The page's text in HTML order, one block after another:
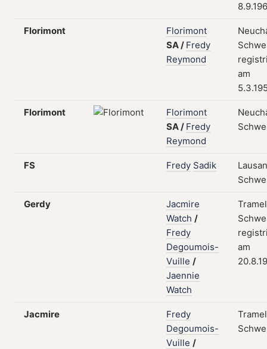
Florimont
Florimont
SA/ Fredy
Reymond
am
Florimont
Florimont
SA/ Fredy
Reymond
FS Fredy Sadik
Gerdy
Jacmire
Watch /
Fredy
Degoumois-
Vuille /
Jaennie
Watch
am
Jacmire
Fredy
Degoumois-
Vuille /